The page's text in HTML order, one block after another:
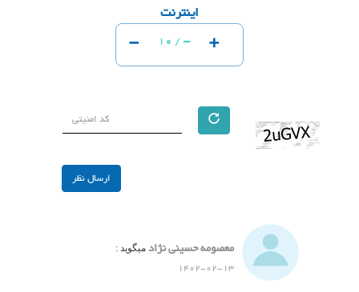
اینترنت
- 10 / - +
معصومه حسینی نژاد میگوید :
1402-02-13